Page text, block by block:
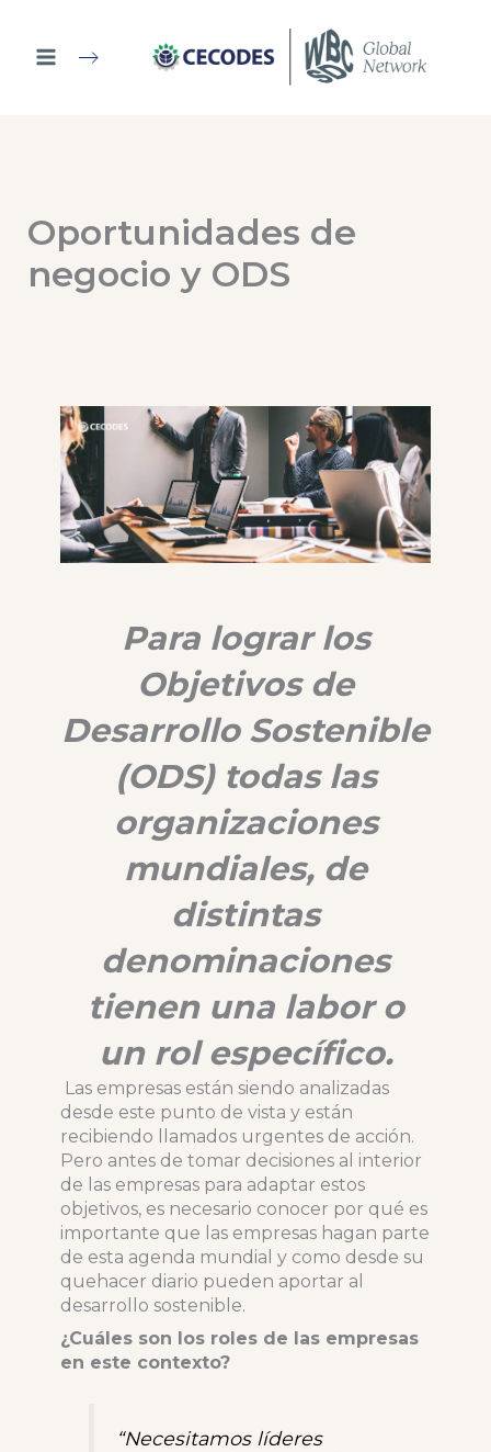
contenido
Oportunidades de
negocio y ODS
Para lograr los
Objetivos de
Desarrollo Sostenible
(ODS) todas las
organizaciones
mundiales, de
distintas
denominaciones
tienen una labor o
un rol específico.
Las empresas están siendo analizadas
desde este punto de vista y están
recibiendo llamados urgentes de acción.
Pero antes de tomar decisiones al interior
de las empresas para adaptar estos
objetivos, es necesario conocer por qué es
importante que las empresas hagan parte
de esta agenda mundial y como desde su
quehacer diario pueden aportar al
desarrollo sostenible.
¿Cuáles son los roles de las empresas
en este contexto?
“Necesitamos líderes